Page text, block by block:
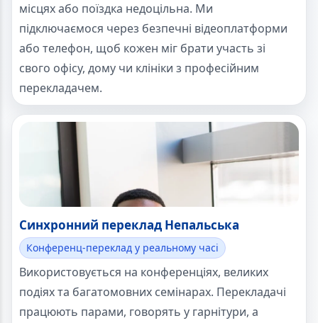
місцях або поїздка недоцільна. Ми
підключаємося через безпечні відеоплатформи
або телефон, щоб кожен міг брати участь зі
свого офісу, дому чи клініки з професійним
перекладачем.
Синхронний переклад Непальська
Конференц-переклад у реальному часі
Використовується на конференціях, великих
подіях та багатомовних семінарах. Перекладачі
працюють парами, говорять у гарнітури, а